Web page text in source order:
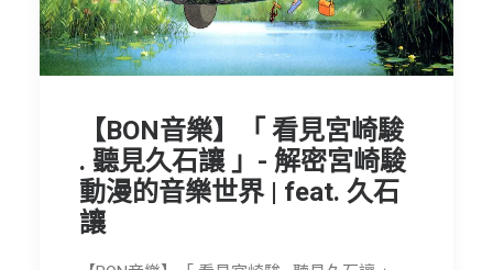
【BON音樂】「 看見宮崎駿
. 聽見久石讓 」- 解密宮崎駿
動漫的音樂世界 | feat. 久石
讓